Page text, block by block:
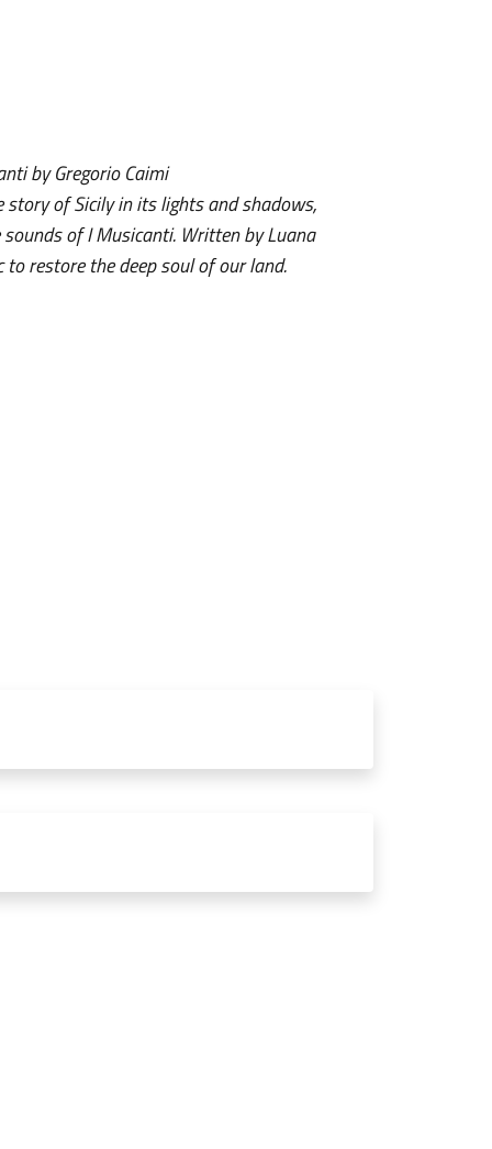
by Gregorio Caimi
of Sicily in its lights and shadows,
of I Musicanti. Written by Luana
restore the deep soul of our land.